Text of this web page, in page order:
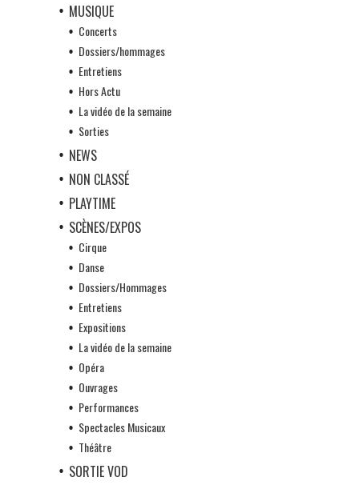
MUSIQUE
Concerts
Dossiers/hommages
Entretiens
Hors Actu
La vidéo de la semaine
Sorties
NEWS
NON CLASSÉ
PLAYTIME
SCÈNES/EXPOS
Cirque
Danse
Dossiers/Hommages
Entretiens
Expositions
La vidéo de la semaine
Opéra
Ouvrages
Performances
Spectacles Musicaux
Théâtre
SORTIE VOD